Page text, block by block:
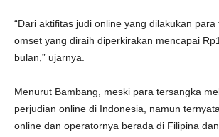
“Dari aktifitas judi online yang dilakukan para
omset yang diraih diperkirakan mencapai
bulan,” ujarnya.
Menurut Bambang, meski para tersangka
perjudian online di Indonesia, namun
online dan operatornya berada di Filipina dan